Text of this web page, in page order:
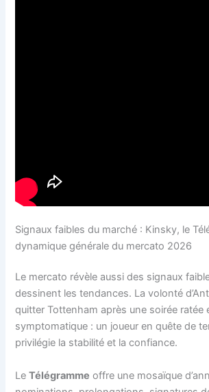
Signaux faibles du marché : Kinsky, le
dynamique générale du mercato 2026
Le mercato révèle aussi des signaux
dessinent les tendances. La volonté
quitter Tottenham après une soirée ratée
symptomatique : un joueur en quête de
privilégie la stabilité et la confiance.
LeTélégramme offre une mosaïque